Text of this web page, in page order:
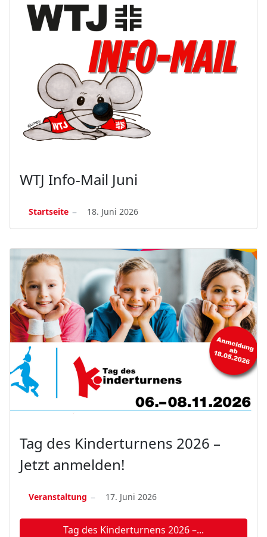
WTJ Info-Mail Juni
Startseite 18. Juni 2026
Tag des Kinderturnens 2026 –
Jetzt anmelden!
Veranstaltung 17. Juni 2026
Tag des Kinderturnens 2026 –...